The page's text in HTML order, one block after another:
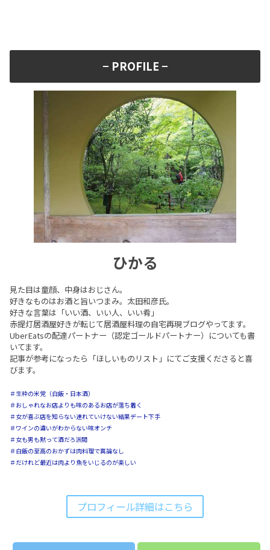
− PROFILE −
ひかる
見た目は童顔、中身はおじさん。
好きなものはお酒と旨いつまみ。太田和彦氏。
好きな言葉は「いい酒、いい人、いい肴」
赤提灯居酒屋好きが転じて居酒屋料理の自宅再現ブログやってます。
UberEatsの配達パートナー（認定ゴールドパートナー）についても書
いてます。
記事が参考になったら「ほしいものリスト」にてご支援くださると喜
びます。
＃生粋の米党（白飯・日本酒）
＃おしゃれなお店よりも味のあるお店が落ち着く
＃女が喜ぶ店を知らない連れていけない結果デート下手
＃ワインの違いがわからない味オンチ
＃女も男も黙って酒だろ派閥
＃白飯の至高のおかずは肉料理で異論なし
＃だけれど最近は肉より魚をいじるのが楽しい
プロフィール詳細はこちら